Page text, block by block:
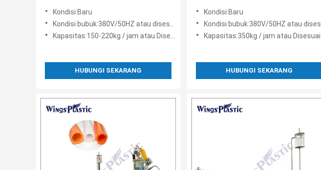
Pembuat Pipa PE Extruder
Kondisi:Baru
Kondisi bubuk:380V/50HZ atau disesuaikan
Kapasitas:150-220kg / jam atau Disesuaikan
HUBUNGI SEKARANG
HDPE
Kondisi:Baru
Kondisi bubuk:380V/50HZ atau disesuaikan
Kapasitas:350kg / jam atau Disesuaikan
HUBUNGI SEKARANG